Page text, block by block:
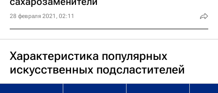
28 февраля 2021, 02:11
Характеристика популярных
искусственных подсластителей